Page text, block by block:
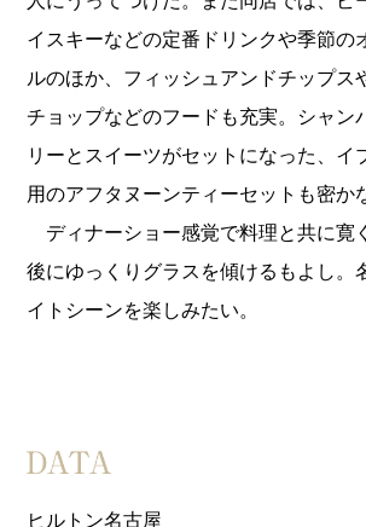
イスキーなどの定番ドリンクや季節の
ルのほか、フィッシュアンドチップス
チョップなどのフードも充実。シャン
リーとスイーツがセットになった、イ
用のアフタヌーンティーセットも密か
ディナーショー感覚で料理と共に寛
後にゆっくりグラスを傾けるもよし。
イトシーンを楽しみたい。
ヒルトン名古屋